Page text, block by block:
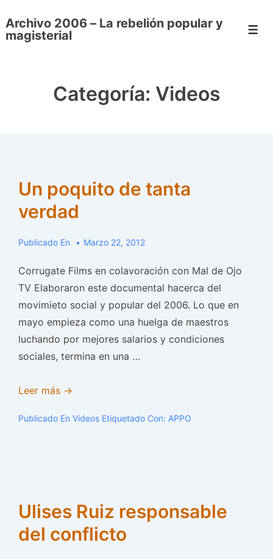
Saltar
al
Archivo 2006 – La rebelión popular y
magisterial
Categoría: Videos
Un poquito de tanta
verdad
Publicado En Marzo 22, 2012
Corrugate Films en colavoración con Mal de Ojo
TV Elaboraron este documental hacerca del
movimieto social y popular del 2006. Lo que en
mayo empieza como una huelga de maestros
luchando por mejores salarios y condiciones
sociales, termina en una …
Un
de
Leer más →
Publicado En Videos Etiquetado Con: APPO
Ulises Ruiz responsable
del conflicto